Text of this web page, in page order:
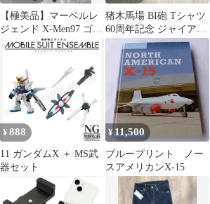
【極美品】マーベルレ
ジェンド X-Men97 ゴブ
リンクイーン
猪木馬場 BI砲 Tシャツ
60周年記念 ジャイアン
ト馬場 アントニオ猪木
送込
¥ 888
11 ガンダムX ＋ MS武
器セット
¥11,500
ブループリント ノー
スアメリカンX-15